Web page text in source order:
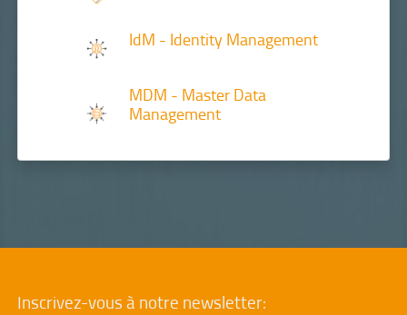
IdM - Identity Management
MDM - Master Data
Management
Inscrivez-vous à notre newsletter: